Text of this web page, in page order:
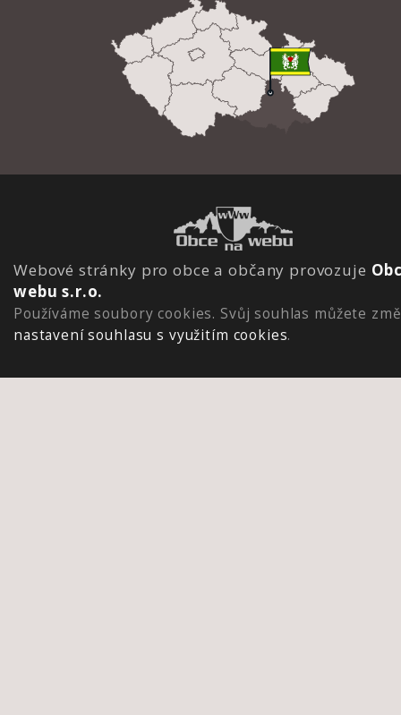
Webové stránky pro obce a občany provozuje
webu s.r.o.
Používáme soubory cookies. Svůj souhlas můžete
nastavení souhlasu s využitím cookies.